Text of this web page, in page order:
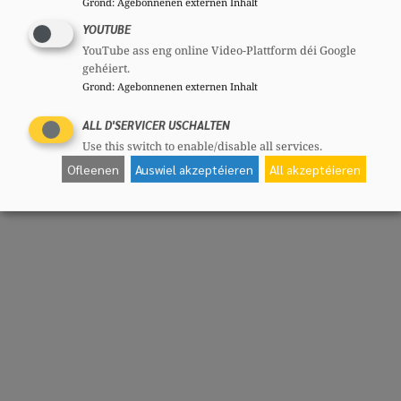
YOUTUBE
YouTube ass eng online Video-Plattform déi Google
gehéiert.
Grond: Agebonnenen externen Inhalt
ALL D'SERVICER USCHALTEN
Use this switch to enable/disable all services.
Ofleenen Auswiel akzeptéieren All akzeptéieren